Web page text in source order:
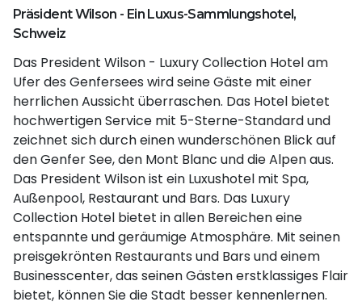
Präsident Wilson - Ein Luxus-Sammlungshotel,
Schweiz
Das President Wilson - Luxury Collection Hotel am
Ufer des Genfersees wird seine Gäste mit einer
herrlichen Aussicht überraschen. Das Hotel bietet
hochwertigen Service mit 5-Sterne-Standard und
zeichnet sich durch einen wunderschönen Blick auf
den Genfer See, den Mont Blanc und die Alpen aus.
Das President Wilson ist ein Luxushotel mit Spa,
Außenpool, Restaurant und Bars. Das Luxury
Collection Hotel bietet in allen Bereichen eine
entspannte und geräumige Atmosphäre. Mit seinen
preisgekrönten Restaurants und Bars und einem
Businesscenter, das seinen Gästen erstklassiges Flair
bietet, können Sie die Stadt besser kennenlernen.